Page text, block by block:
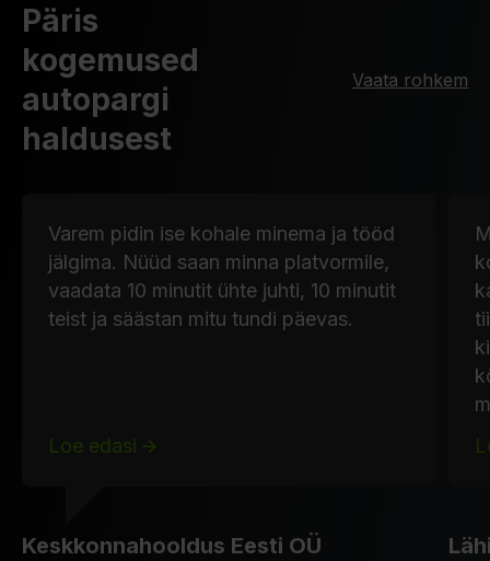
Päris
kogemused
autopargi
haldusest
Vaata rohkem
Varem pidin ise kohale minema ja tööd
jälgima. Nüüd saan minna platvormile,
vaadata 10 minutit ühte juhti, 10 minutit
teist ja säästan mitu tundi päevas.
Loe edasi
Keskkonnahooldus Eesti OÜ